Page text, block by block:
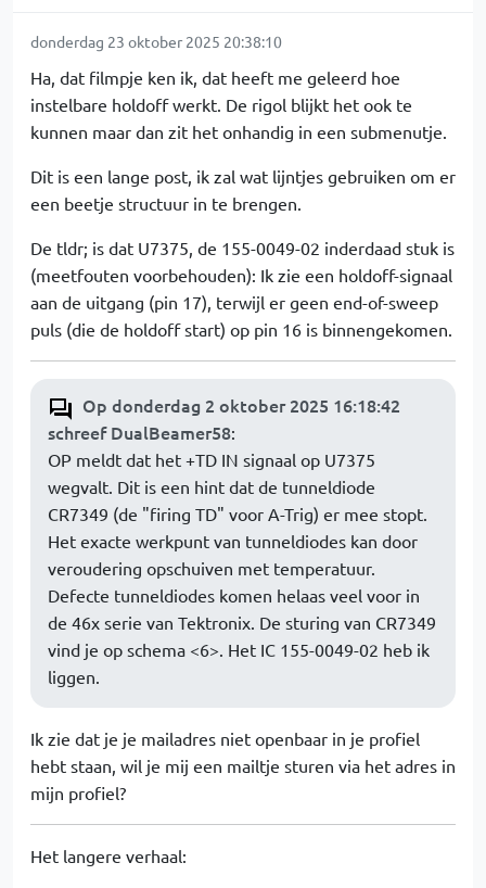
donderdag 23 oktober 2025 20:38:10
Ha, dat filmpje ken ik, dat heeft me geleerd hoe
instelbare holdoff werkt. De rigol blijkt het ook te
kunnen maar dan zit het onhandig in een submenutje.
Dit is een lange post, ik zal wat lijntjes gebruiken om er
een beetje structuur in te brengen.
De tldr; is dat U7375, de 155-0049-02 inderdaad stuk is
(meetfouten voorbehouden): Ik zie een holdoff-signaal
aan de uitgang (pin 17), terwijl er geen end-of-sweep
puls (die de holdoff start) op pin 16 is binnengekomen.
Op donderdag 2 oktober 2025 16:18:42
schreef DualBeamer58:
OP meldt dat het +TD IN signaal op U7375
wegvalt. Dit is een hint dat de tunneldiode
CR7349 (de "firing TD" voor A-Trig) er mee stopt.
Het exacte werkpunt van tunneldiodes kan door
veroudering opschuiven met temperatuur.
Defecte tunneldiodes komen helaas veel voor in
de 46x serie van Tektronix. De sturing van CR7349
vind je op schema <6>. Het IC 155-0049-02 heb ik
liggen.
Ik zie dat je je mailadres niet openbaar in je profiel
hebt staan, wil je mij een mailtje sturen via het adres in
mijn profiel?
Het langere verhaal: